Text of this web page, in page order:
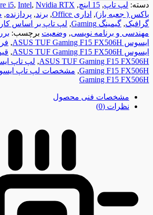
دسته: لپ تاپ, 15 اینچ ,
i5, Intel, Nvidia RTX
باکس ( جعبه باز), اداری Office , برند, پردازنده,
گرافیک, گیمینگ Gaming , لپ تاپ بر اساس
مهندسی و برنامه نویسی, وضعیت برچسب:
ایسوس ASUS TUF Gaming F15 FX506H
,
ایسوس ASUS TUF Gaming F15 FX506H
,
ASUS TUF Gaming F15 FX506H
,
Gaming F15 FX506H
,
Gaming F15 FX506H
مشخصات فنی محصول
نظرات (0)